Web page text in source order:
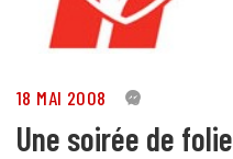
18 MAI 2008 0
Une soirée de folie